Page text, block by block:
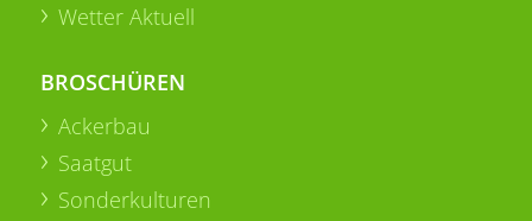
Wetter Aktuell
BROSCHÜREN
Ackerbau
Saatgut
Sonderkulturen